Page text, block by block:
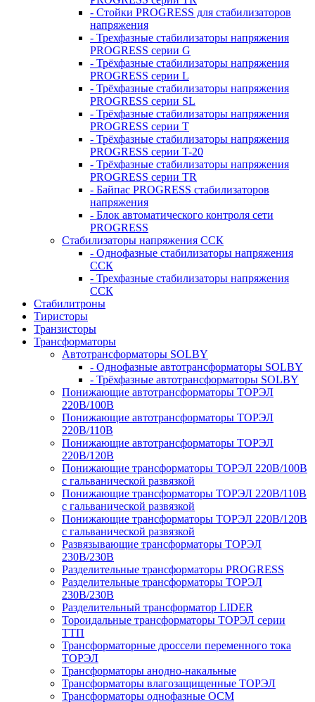
- Стойки PROGRESS для стабилизаторов
напряжения
- Трехфазные стабилизаторы напряжения
PROGRESS серии G
- Трёхфазные стабилизаторы напряжения
PROGRESS серии L
- Трёхфазные стабилизаторы напряжения
PROGRESS серии SL
- Трёхфазные стабилизаторы напряжения
PROGRESS серии T
- Трёхфазные стабилизаторы напряжения
PROGRESS серии T-20
- Трёхфазные стабилизаторы напряжения
PROGRESS серии TR
- Байпас PROGRESS стабилизаторов
напряжения
- Блок автоматического контроля сети
PROGRESS
Стабилизаторы напряжения ССК
- Однофазные стабилизаторы напряжения
ССК
- Трехфазные стабилизаторы напряжения
ССК
Стабилитроны
Тиристоры
Транзисторы
Трансформаторы
Автотрансформаторы SOLBY
- Однофазные автотрансформаторы SOLBY
- Трёхфазные автотрансформаторы SOLBY
Понижающие автотрансформаторы ТОРЭЛ
220В/100В
Понижающие автотрансформаторы ТОРЭЛ
220В/110В
Понижающие автотрансформаторы ТОРЭЛ
220В/120В
Понижающие трансформаторы ТОРЭЛ 220В/100В
с гальванической развязкой
Понижающие трансформаторы ТОРЭЛ 220В/110В
с гальванической развязкой
Понижающие трансформаторы ТОРЭЛ 220В/120В
с гальванической развязкой
Развязывающие трансформаторы ТОРЭЛ
230В/230В
Разделительные трансформаторы PROGRESS
Разделительные трансформаторы ТОРЭЛ
230В/230В
Разделительный трансформатор LIDER
Тороидальные трансформаторы ТОРЭЛ серии
ТТП
Трансформаторные дроссели переменного тока
ТОРЭЛ
Трансформаторы анодно-накальные
Трансформаторы влагозащищенные ТОРЭЛ
Трансформаторы однофазные ОСМ